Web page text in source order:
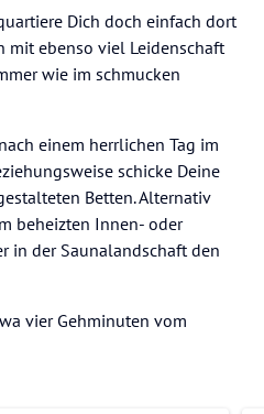
Dich doch einfach dort
mit ebenso viel Leidenschaft
wie im schmucken
einem herrlichen Tag im
schicke Deine
Betten. Alternativ
beheizten Innen- oder
in der Saunalandschaft den
vier Gehminuten vom